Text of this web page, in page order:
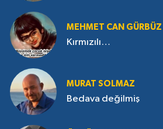
MEHMET CAN GÜRBÜZ
Kırmızılı…
MURAT SOLMAZ
Bedava değilmiş